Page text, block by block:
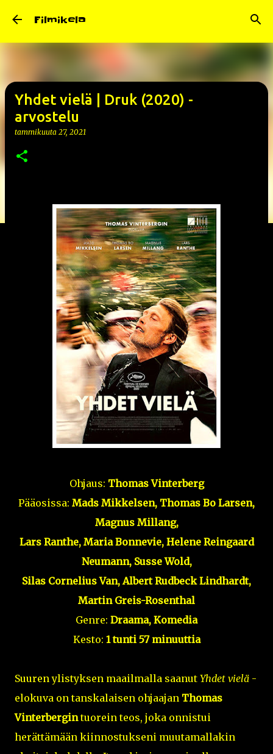
Filmikela
Yhdet vielä | Druk (2020) -
arvostelu
tammikuuta 27, 2021
Ohjaus: Thomas Vinterberg
Pääosissa: Mads Mikkelsen, Thomas Bo Larsen,
Magnus Millang,
Lars Ranthe, Maria Bonnevie, Helene Reingaard
Neumann, Susse Wold,
Silas Cornelius Van, Albert Rudbeck Lindhardt,
Martin Greis-Rosenthal
Genre: Draama, Komedia
Kesto: 1 tunti 57 minuuttia
Suuren ylistyksen maailmalla saanut Yhdet vielä -
elokuva on tanskalaisen ohjaajan Thomas
Vinterbergintuorein teos, joka onnistui
herättämään kiinnostukseni muutamallakin